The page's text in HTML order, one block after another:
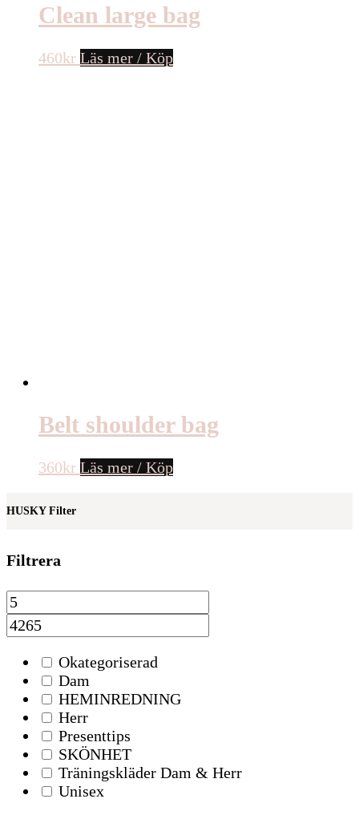
Clean large bag
460kr Läs mer / Köp
Belt shoulder bag
360kr Läs mer / Köp
HUSKY Filter
Filtrera
Okategoriserad
Dam
HEMINREDNING
Herr
Presenttips
SKÖNHET
Träningskläder Dam & Herr
Unisex